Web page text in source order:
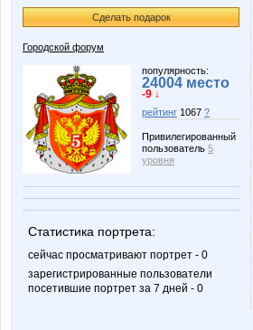
Сделать подарок
Городской форум
популярность:
24004 место
-9 ↓
рейтинг 1067 ?
Привилегированный
пользователь 5
уровня
Статистика портрета:
сейчас просматривают портрет - 0
зарегистрированные пользователи
посетившие портрет за 7 дней - 0